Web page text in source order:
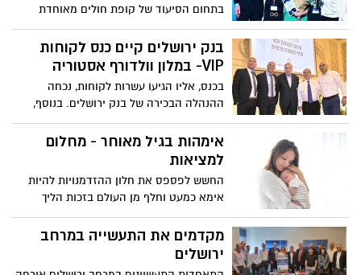
בתחום הסיעוד של קופת חולים מאוחדת
במחוז ירושלים
בנק ירושלים קיים כנס לקוחות
VIP- במלון וולדורף אסטוריה
בכנס, אליו הגיעו עשרות לקוחות, נכחה
ההנהלה הבכירה של בנק ירושלים. בנוסף,
התקיימו הרצאות מקצועיות
אימהות בגיל מאוחר - מחלום
למציאות
החשש לפספס את חלון ההזדמנויות להיות
אימא כמעט וחלף מן העולם בזכות הליך
הקפאת ביציות, שנגיש היום כמעט לכל אישה
מעל גיל 30. אבל איך בדיוק מתחילים, למי
פונים וכמה זה באמת עולה? ד"ר אמיר רב הון,
מקדמים את התעשייה במרחב
ירושלים